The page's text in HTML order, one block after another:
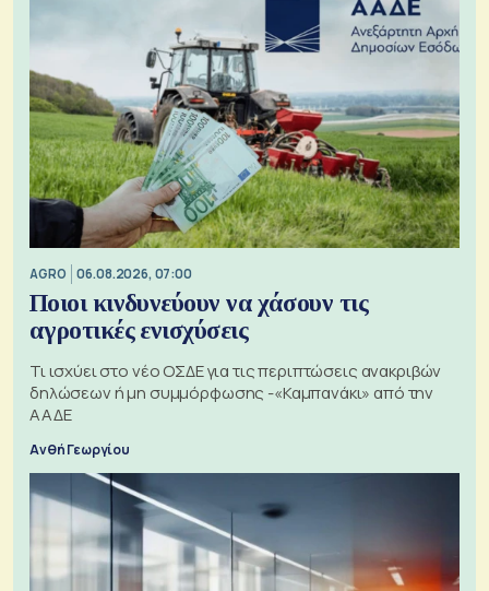
AGRO 06.08.2026, 07:00
Ποιοι κινδυνεύουν να χάσουν τις
αγροτικές ενισχύσεις
Τι ισχύει στο νέο ΟΣΔΕ για τις περιπτώσεις ανακριβών
δηλώσεων ή μη συμμόρφωσης -«Καμπανάκι» από την
ΑΑΔΕ
Ανθή Γεωργίου